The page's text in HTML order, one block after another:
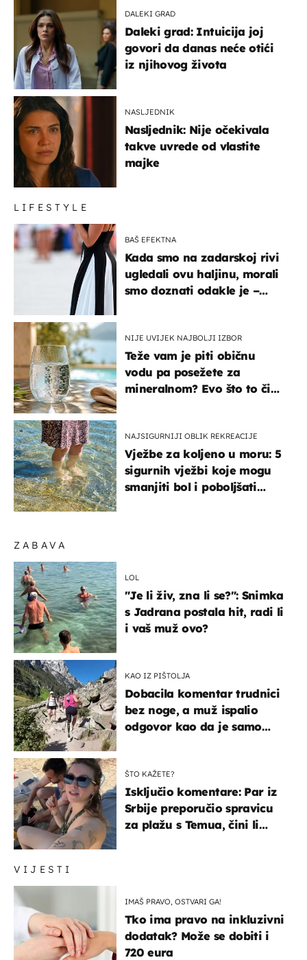
VIJESTI
IMAŠ PRAVO, OSTVARI GA!
Tko ima pravo na inkluzivni
dodatak? Može se dobiti i
720 eura
ZABAVA
LOL
"Je li živ, zna li se?": Snimka
s Jadrana postala hit, radi li
i vaš muž ovo?
KAO IZ PIŠTOLJA
Dobacila komentar trudnici
bez noge, a muž ispalio
odgovor kao da je samo
ŠTO KAŽETE?
Isključio komentare: Par iz
Srbije preporučio spravicu
za plažu s Temua, čini li
DALEKI GRAD
Daleki grad: Intuicija joj
govori da danas neće otići
iz njihovog života
NASLJEDNIK
Nasljednik: Nije očekivala
takve uvrede od vlastite
majke
LIFESTYLE
BAŠ EFEKTNA
Kada smo na zadarskoj rivi
ugledali ovu haljinu, morali
smo doznati odakle je –
NIJE UVIJEK NAJBOLJI IZBOR
Teže vam je piti običnu
vodu pa posežete za
mineralnom? Evo što to čini
NAJSIGURNIJI OBLIK REKREACIJE
Vježbe za koljeno u moru: 5
sigurnih vježbi koje mogu
smanjiti bol i poboljšati